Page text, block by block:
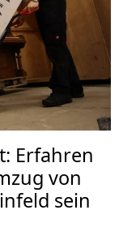
Erfahren
von
sein